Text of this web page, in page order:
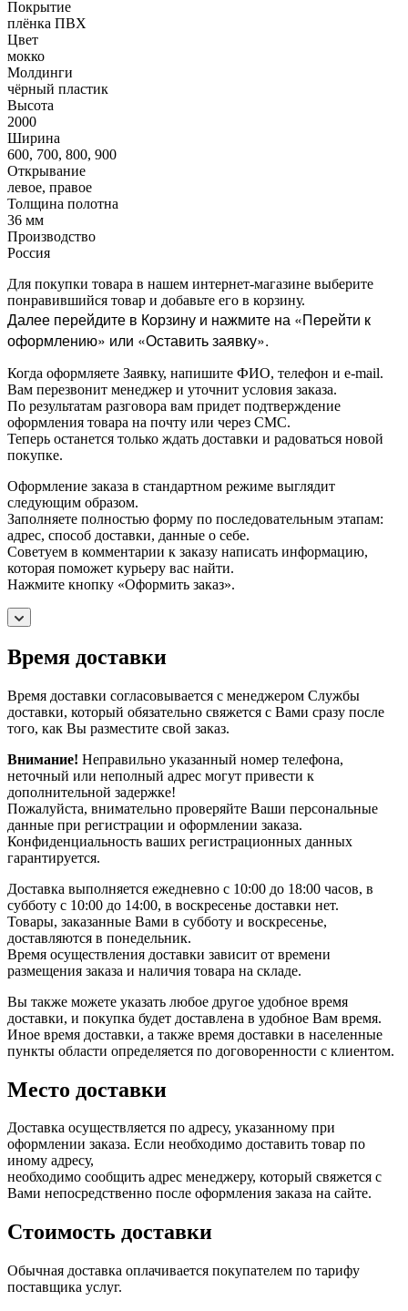
Покрытие
плёнка ПВХ
Цвет
мокко
Молдинги
чёрный пластик
Высота
2000
Ширина
600, 700, 800, 900
Открывание
левое, правое
Толщина полотна
36 мм
Производство
Россия
Для покупки товара в нашем интернет-магазине выберите
понравившийся товар и добавьте его в корзину.
Далее перейдите в Корзину и нажмите на «Перейти к
оформлению» или «Оставить заявку».
Когда оформляете Заявку, напишите ФИО, телефон и e-mail.
Вам перезвонит менеджер и уточнит условия заказа.
По результатам разговора вам придет подтверждение
оформления товара на почту или через СМС.
Теперь останется только ждать доставки и радоваться новой
покупке.
Оформление заказа в стандартном режиме выглядит
следующим образом.
Заполняете полностью форму по последовательным этапам:
адрес, способ доставки, данные о себе.
Советуем в комментарии к заказу написать информацию,
которая поможет курьеру вас найти.
Нажмите кнопку «Оформить заказ».
Время доставки
Время доставки согласовывается с менеджером Службы
доставки, который обязательно свяжется с Вами сразу после
того, как Вы разместите свой заказ.
Внимание! Неправильно указанный номер телефона,
неточный или неполный адрес могут привести к
дополнительной задержке!
Пожалуйста, внимательно проверяйте Ваши персональные
данные при регистрации и оформлении заказа.
Конфиденциальность ваших регистрационных данных
гарантируется.
Доставка выполняется ежедневно с 10:00 до 18:00 часов, в
субботу с 10:00 до 14:00, в воскресенье доставки нет.
Товары, заказанные Вами в субботу и воскресенье,
доставляются в понедельник.
Время осуществления доставки зависит от времени
размещения заказа и наличия товара на складе.
Вы также можете указать любое другое удобное время
доставки, и покупка будет доставлена в удобное Вам время.
Иное время доставки, а также время доставки в населенные
пункты области определяется по договоренности с клиентом.
Место доставки
Доставка осуществляется по адресу, указанному при
оформлении заказа. Если необходимо доставить товар по
иному адресу,
необходимо сообщить адрес менеджеру, который свяжется с
Вами непосредственно после оформления заказа на сайте.
Стоимость доставки
Обычная доставка оплачивается покупателем по тарифу
поставщика услуг.